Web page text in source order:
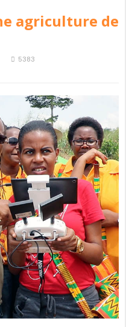
agriculture de
5383